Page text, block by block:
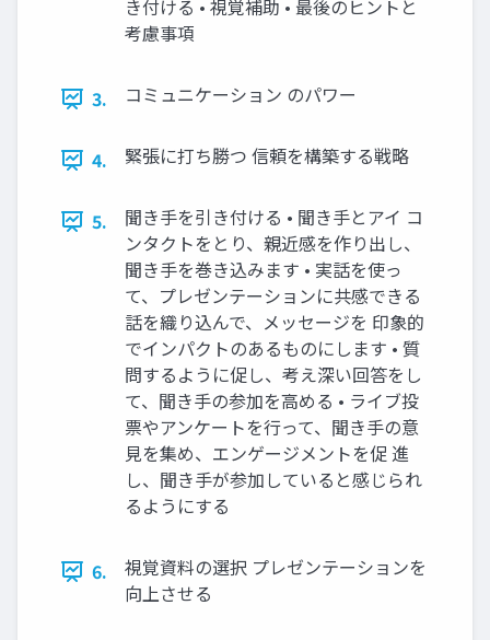
き付ける • 視覚補助 • 最後のヒントと
考慮事項
3. コミュニケーション のパワー
4. 緊張に打ち勝つ 信頼を構築する戦略
5.
聞き手を引き付ける • 聞き手とアイ コ
ンタクトをとり、親近感を作り出し、
聞き手を巻き込みます • 実話を使っ
て、プレゼンテーションに共感できる
話を織り込んで、メッセージを 印象的
でインパクトのあるものにします • 質
問するように促し、考え深い回答をし
て、聞き手の参加を高める • ライブ投
票やアンケートを行って、聞き手の意
見を集め、エンゲージメントを促 進
し、聞き手が参加していると感じられ
るようにする
6.
視覚資料の選択 プレゼンテーションを
向上させる